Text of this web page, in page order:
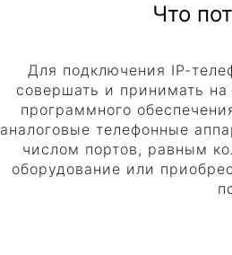
Что
Для подключения IP-
совершать и принимать
программного
аналоговые телефонные
числом портов, равным
оборудование или